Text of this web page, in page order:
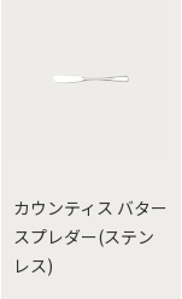
カウンティス バター
スプレダー(ステン
レス)